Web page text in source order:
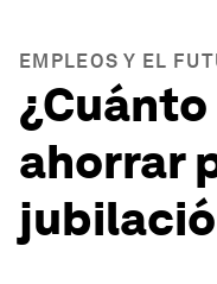
EMPLEOS Y EL
ahorrar